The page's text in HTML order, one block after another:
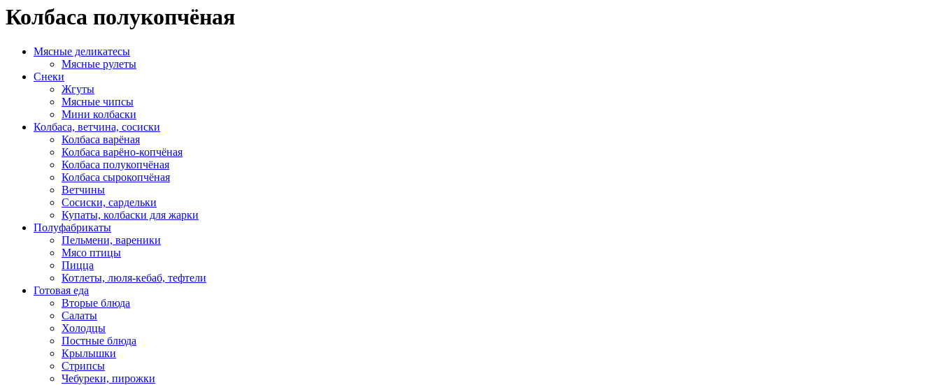
Колбаса полукопчёная
Мясные деликатесы
Мясные рулеты
Снеки
Жгуты
Мясные чипсы
Мини колбаски
Колбаса, ветчина, сосиски
Колбаса варёная
Колбаса варёно-копчёная
Колбаса полукопчёная
Колбаса сырокопчёная
Ветчины
Сосиски, сардельки
Купаты, колбаски для жарки
Полуфабрикаты
Пельмени, вареники
Мясо птицы
Пицца
Котлеты, люля-кебаб, тефтели
Готовая еда
Вторые блюда
Салаты
Холодцы
Постные блюда
Крылышки
Стрипсы
Чебуреки, пирожки